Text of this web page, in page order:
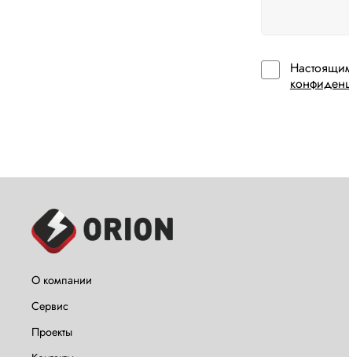
О компании
Сервис
Проекты